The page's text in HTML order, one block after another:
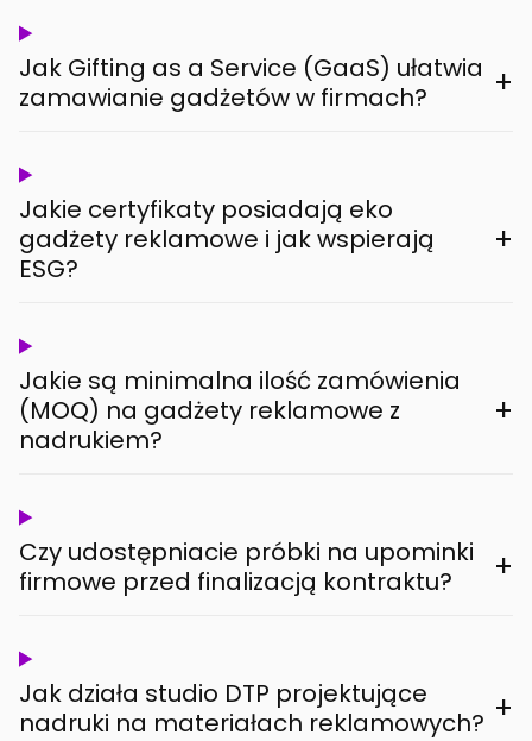
Jak Gifting as a Service (GaaS) ułatwia
zamawianie gadżetów w firmach?
+
Jakie certyfikaty posiadają eko
gadżety reklamowe i jak wspierają
ESG?
+
Jakie są minimalna ilość zamówienia
(MOQ) na gadżety reklamowe z
nadrukiem?
+
Czy udostępniacie próbki na upominki
firmowe przed finalizacją kontraktu?
+
Jak działa studio DTP projektujące
nadruki na materiałach reklamowych? +